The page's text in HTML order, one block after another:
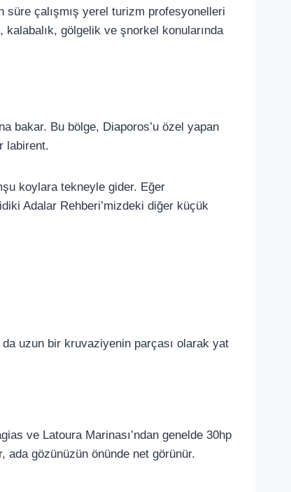
süre çalışmış yerel turizm profesyonelleri
gölgelik ve şnorkel konularında
bakar. Bu bölge, Diaporos’u özel yapan
labirent.
koylara tekneyle gider. Eğer
Adalar Rehberi’mizdeki diğer küçük
uzun bir kruvaziyenin parçası olarak yat
ve Latoura Marinası’ndan genelde 30hp
ada gözünüzün önünde net görünür.